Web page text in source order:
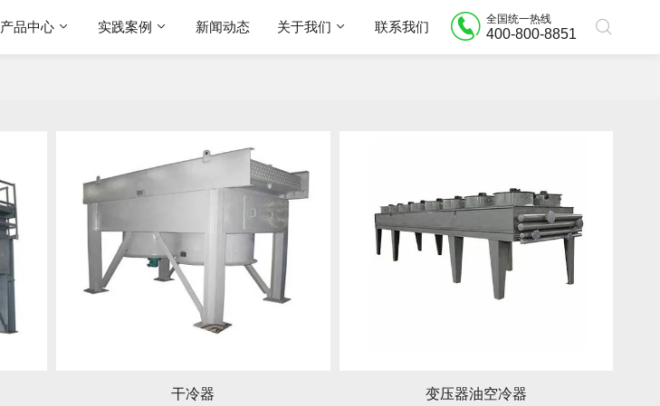
产品中心 实践案例 新闻动态 关于我们 联系我们
全国统一热线
400-800-8851
干冷器 变压器油空冷器